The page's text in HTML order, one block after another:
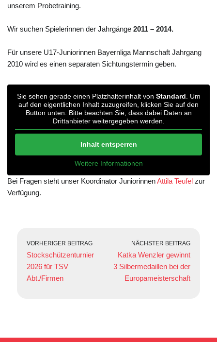
unserem Probetraining.
Wir suchen Spielerinnen der Jahrgänge 2011 – 2014.
Für unsere U17-Juniorinnen Bayernliga Mannschaft Jahrgang
2010 wird es einen separaten Sichtungstermin geben.
Sie sehen gerade einen Platzhalterinhalt von Standard . Um
auf den eigentlichen Inhalt zuzugreifen, klicken Sie auf den
Button unten. Bitte beachten Sie, dass dabei Daten an
Drittanbieter weitergegeben werden.
Inhalt entsperren
Weitere Informationen
Bei Fragen steht unser Koordinator JuniorinnenAttila Teufel zur
Verfügung.
VORHERIGER BEITRAG
Stockschützenturnier
2026 für TSV
Abt./Firmen
NÄCHSTER BEITRAG
Katka Wenzler gewinnt
3 Silbermedaillen bei der
Europameisterschaft